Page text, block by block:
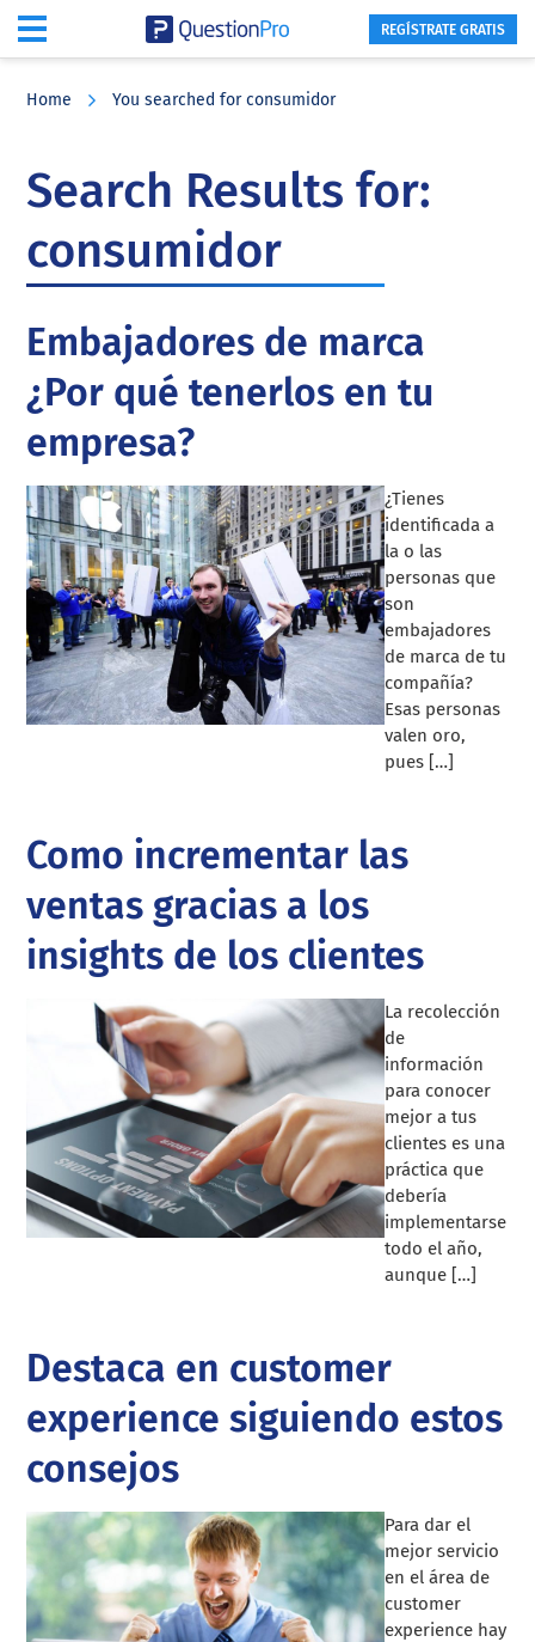
REGÍSTRATE GRATIS
Home You searched for consumidor
Search Results for:
consumidor
Embajadores de marca
¿Por qué tenerlos en tu
empresa?
¿Tienes
identificada a
la o las
personas que
son
embajadores
de marca de tu
compañía?
Esas personas
valen oro,
pues […]
Como incrementar las
ventas gracias a los
insights de los clientes
La recolección
de
información
para conocer
mejor a tus
clientes es una
práctica que
debería
implementarse
todo el año,
aunque […]
Destaca en customer
experience siguiendo estos
consejos
Para dar el
mejor servicio
en el área de
customer
experience hay